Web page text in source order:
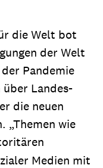
die Welt bot
der Welt
Pandemie
Landes-
die neuen
„Themen wie
Medien mit